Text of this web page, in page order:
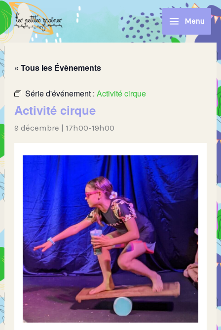
Aller
au
contenu
Menu
« Tous les Évènements
Série d'événement :Activité cirque
Activité cirque
9 décembre | 17h00-19h00